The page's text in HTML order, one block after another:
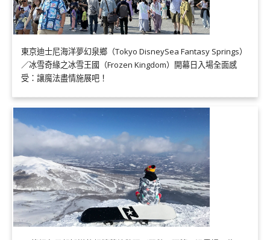
東京迪士尼海洋夢幻泉鄉（Tokyo DisneySea Fantasy Springs）
／冰雪奇緣之冰雪王國（Frozen Kingdom）開幕日入場全面感
受：讓魔法盡情施展吧！